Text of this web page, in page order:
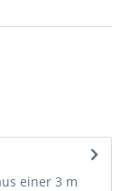
einer 3 m